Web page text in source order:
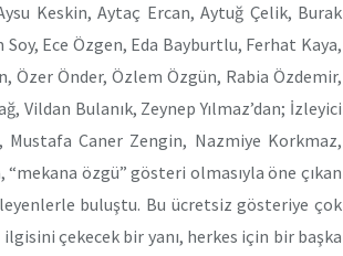
Keskin, Aytaç Ercan, Aytuğ Çelik, Burak
Ece Özgen, Eda Bayburtlu, Ferhat Kaya,
Özer Önder, Özlem Özgün, Rabia Özdemir,
Vildan Bulanık, Zeynep Yılmaz’dan; İzleyici
Caner Zengin, Nazmiye Korkmaz,
“mekana özgü” gösteri olmasıyla öne çıkan
buluştu. Bu ücretsiz gösteriye çok
çekecek bir yanı, herkes için bir başka